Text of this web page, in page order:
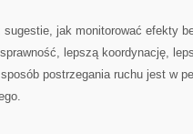
sugestie, jak monitorować efekty
lepszą koordynację,
postrzegania ruchu jest w